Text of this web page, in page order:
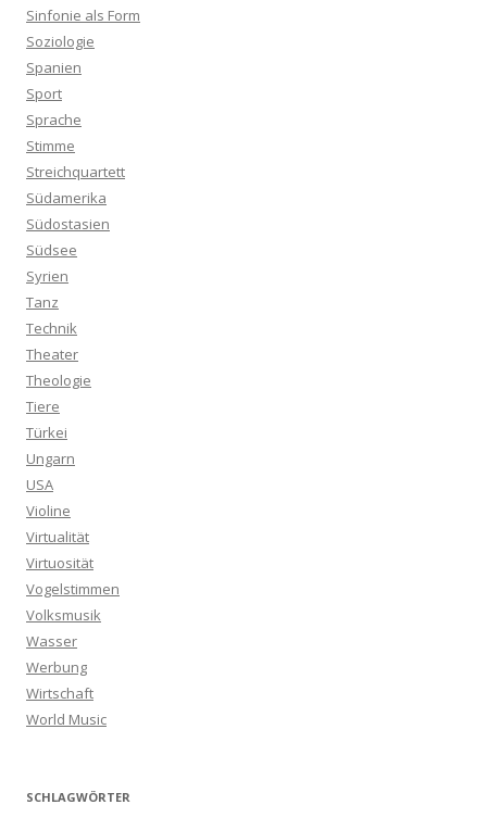
Sinfonie als Form
Soziologie
Spanien
Sport
Sprache
Stimme
Streichquartett
Südamerika
Südostasien
Südsee
Syrien
Tanz
Technik
Theater
Theologie
Tiere
Türkei
Ungarn
USA
Violine
Virtualität
Virtuosität
Vogelstimmen
Volksmusik
Wasser
Werbung
Wirtschaft
World Music
SCHLAGWÖRTER